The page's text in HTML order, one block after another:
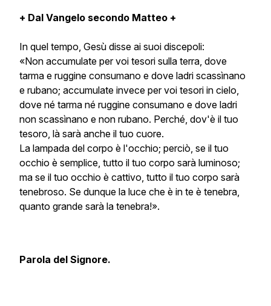
+ Dal Vangelo secondo Matteo +
In quel tempo, Gesù disse ai suoi discepoli:
«Non accumulate per voi tesori sulla terra, dove
tarma e ruggine consumano e dove ladri scassìnano
e rubano; accumulate invece per voi tesori in cielo,
dove né tarma né ruggine consumano e dove ladri
non scassìnano e non rubano. Perché, dov'è il tuo
tesoro, là sarà anche il tuo cuore.
La lampada del corpo è l'occhio; perciò, se il tuo
occhio è semplice, tutto il tuo corpo sarà luminoso;
ma se il tuo occhio è cattivo, tutto il tuo corpo sarà
tenebroso. Se dunque la luce che è in te è tenebra,
quanto grande sarà la tenebra!».
Parola del Signore.